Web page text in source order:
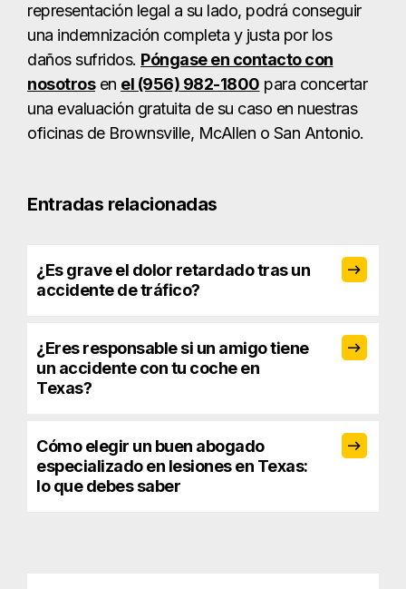
representación legal a su lado, podrá conseguir
una indemnización completa y justa por los
daños sufridos. Póngase en contacto con
nosotrosen el (956) 982-1800 para concertar
una evaluación gratuita de su caso en nuestras
oficinas de Brownsville, McAllen o San Antonio.
Entradas relacionadas
¿Es grave el dolor retardado tras un
accidente de tráfico?
¿Eres responsable si un amigo tiene
un accidente con tu coche en
Texas?
Cómo elegir un buen abogado
especializado en lesiones en Texas:
lo que debes saber